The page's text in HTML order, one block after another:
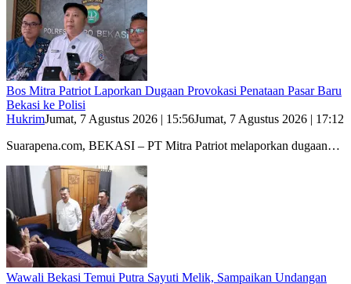
Bos Mitra Patriot Laporkan Dugaan Provokasi Penataan Pasar Baru
Bekasi ke Polisi
HukrimJumat, 7 Agustus 2026 | 15:56Jumat, 7 Agustus 2026 | 17:12
Suarapena.com, BEKASI – PT Mitra Patriot melaporkan dugaan…
Wawali Bekasi Temui Putra Sayuti Melik, Sampaikan Undangan